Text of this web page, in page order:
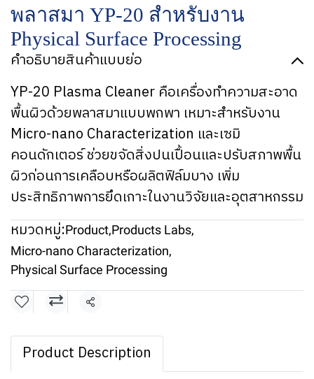
พลาสมา YP-20 สำหรับงาน
Physical Surface Processing
คำอธิบายสินค้าแบบย่อ
YP-20 Plasma Cleaner คือเครื่องทำความสะอาด
พื้นผิวด้วยพลาสมาแบบพกพา เหมาะสำหรับงาน
Micro-nano Characterization และเซมิ
คอนดักเตอร์ ช่วยขจัดสิ่งปนเปื้อนและปรับสภาพพื้น
ผิวก่อนการเคลือบหรือผลิตฟิล์มบาง เพิ่ม
ประสิทธิภาพการยึดเกาะในงานวิจัยและอุตสาหกรรม
หมวดหมู่:Product,Products Labs,
Micro-nano Characterization,
Physical Surface Processing
แชร์
Product Description